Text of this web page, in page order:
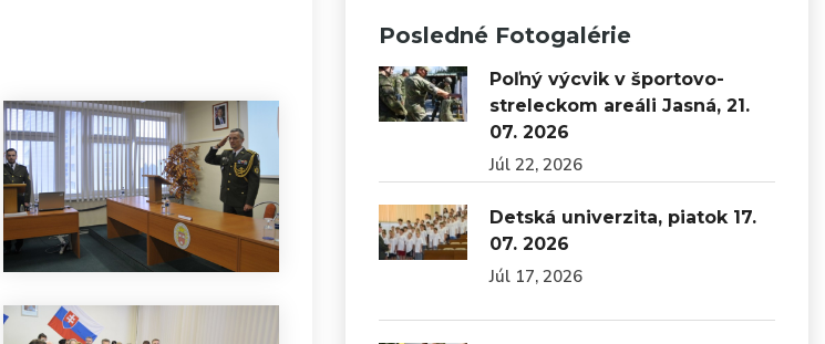
Posledné Fotogalérie
Poľný výcvik v športovo-
streleckom areáli Jasná, 21.
07. 2026
Júl 22, 2026
Detská univerzita, piatok 17.
07. 2026
Júl 17, 2026